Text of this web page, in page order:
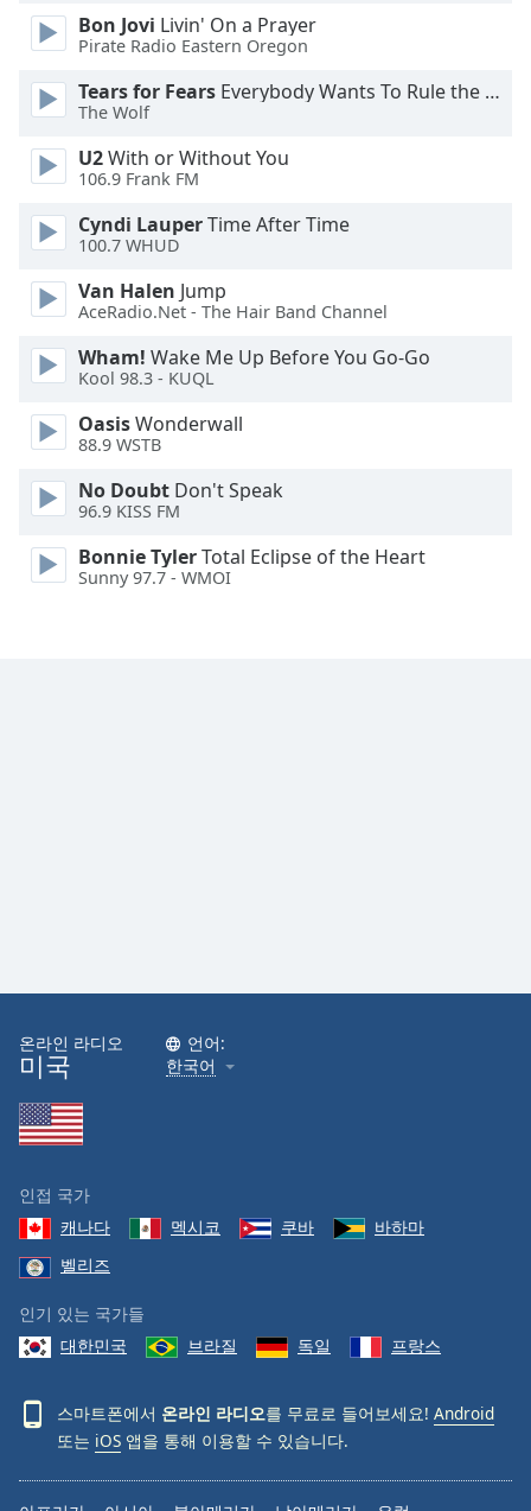
Caption
Area
Color
Opacity
Font
Size
Text
Edge
Style
Font
Reset
Done
Bon Jovi Livin' On a Prayer
Pirate Radio Eastern Oregon
Tears for Fears Everybody Wants To Rule the World
The Wolf
U2With or Without You
106.9 Frank FM
Cyndi LauperTime After Time
100.7 WHUD
Van Halen Jump
AceRadio.Net - The Hair Band Channel
Wham! Wake Me Up Before You Go-Go
Kool 98.3 - KUQL
OasisWonderwall
88.9 WSTB
No Doubt Don't Speak
96.9 KISS FM
Bonnie TylerTotal Eclipse of the Heart
Sunny 97.7 - WMOI
온라인 라디오
미국
언어:
한국어
인접 국가
캐나다
멕시코 쿠바
바하마
벨리즈
인기 있는 국가들
대한민국
브라질 독일 프랑스
스마트폰에서 온라인 라디오를 무료로 들어보세요! Android
또는 iOS 앱을 통해 이용할 수 있습니다.